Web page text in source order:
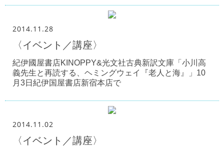
2014.11.28
〈イベント／講座〉
紀伊國屋書店KINOPPY&光文社古典新訳文庫「小川高
義先生と再読する、ヘミングウェイ『老人と海』」10
月3日紀伊国屋書店新宿本店で
2014.11.02
〈イベント／講座〉